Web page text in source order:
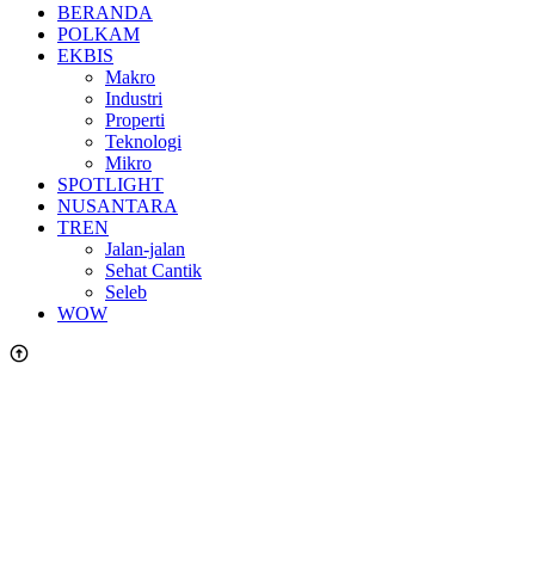
BERANDA
POLKAM
EKBIS
Makro
Industri
Properti
Teknologi
Mikro
SPOTLIGHT
NUSANTARA
TREN
Jalan-jalan
Sehat Cantik
Seleb
WOW